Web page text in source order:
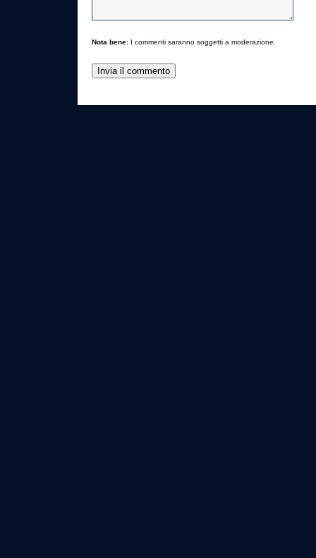
Nota bene: I commenti saranno soggetti a moderazione.